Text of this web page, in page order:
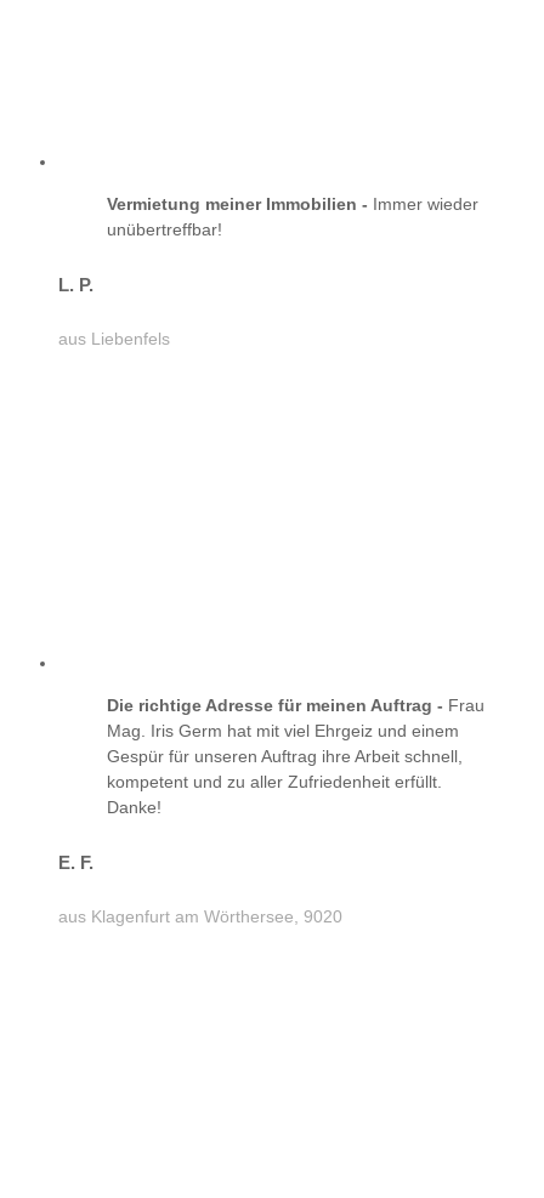
Vermietung meiner Immobilien - Immer wieder
unübertreffbar!
L. P.
aus Liebenfels
Die richtige Adresse für meinen Auftrag - Frau
Mag. Iris Germ hat mit viel Ehrgeiz und einem
Gespür für unseren Auftrag ihre Arbeit schnell,
kompetent und zu aller Zufriedenheit erfüllt.
Danke!
E. F.
aus Klagenfurt am Wörthersee, 9020